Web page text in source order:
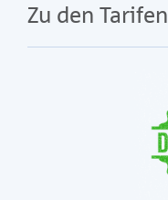
Zu den Tarifen